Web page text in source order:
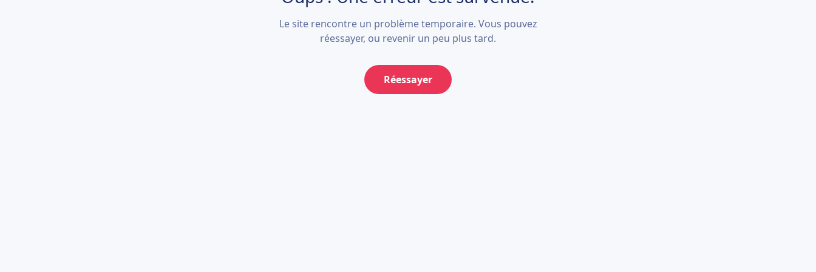
Le site rencontre un problème temporaire. Vous pouvez
réessayer, ou revenir un peu plus tard.
Réessayer